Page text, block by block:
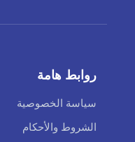
روابط هامة
سياسة الخصوصية
الشروط والأحكام